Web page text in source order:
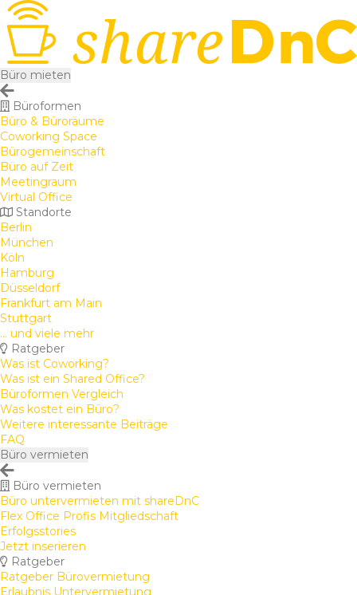
Büro mieten
Büroformen
Büro & Büroräume
Coworking Space
Bürogemeinschaft
Büro auf Zeit
Meetingraum
Virtual Office
Standorte
Berlin
München
Köln
Hamburg
Düsseldorf
Frankfurt am Main
Stuttgart
... und viele mehr
Ratgeber
Was ist Coworking?
Was ist ein Shared Office?
Büroformen Vergleich
Was kostet ein Büro?
Weitere interessante Beiträge
FAQ
Büro vermieten
Büro vermieten
Büro untervermieten mit shareDnC
Flex Office Profis Mitgliedschaft
Erfolgsstories
Jetzt inserieren
Ratgeber
Ratgeber Bürovermietung
Erlaubnis Untervermietung